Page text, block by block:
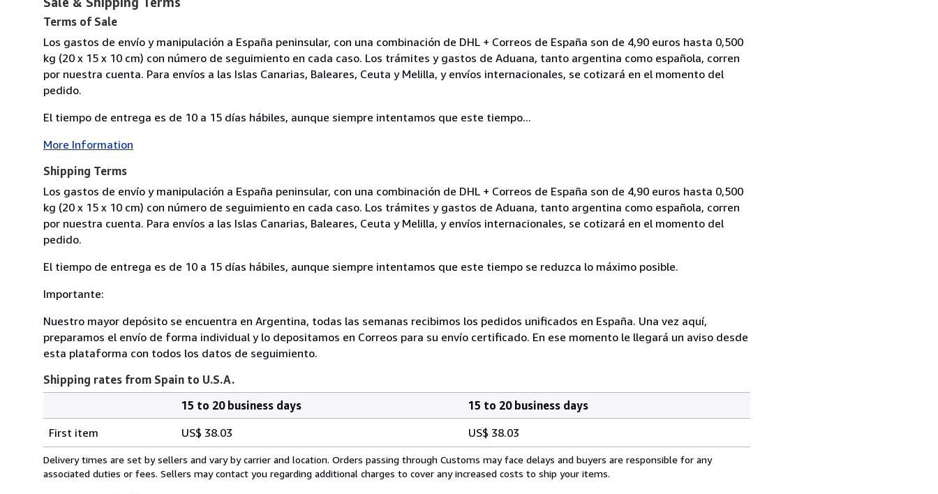
Terms of Sale
Los gastos de envío y manipulación a España peninsular, con una combinación de DHL + Correos de España son de 4,90 euros hasta 0,500
kg (20 x 15 x 10 cm) con número de seguimiento en cada caso. Los trámites y gastos de Aduana, tanto argentina como española, corren
por nuestra cuenta. Para envíos a las Islas Canarias, Baleares, Ceuta y Melilla, y envíos internacionales, se cotizará en el momento del
pedido.
El tiempo de entrega es de 10 a 15 días hábiles, aunque siempre intentamos que este tiempo...
More Information
Shipping Terms
Los gastos de envío y manipulación a España peninsular, con una combinación de DHL + Correos de España son de 4,90 euros hasta 0,500
kg (20 x 15 x 10 cm) con número de seguimiento en cada caso. Los trámites y gastos de Aduana, tanto argentina como española, corren
por nuestra cuenta. Para envíos a las Islas Canarias, Baleares, Ceuta y Melilla, y envíos internacionales, se cotizará en el momento del
pedido.
El tiempo de entrega es de 10 a 15 días hábiles, aunque siempre intentamos que este tiempo se reduzca lo máximo posible.
Importante:
Nuestro mayor depósito se encuentra en Argentina, todas las semanas recibimos los pedidos unificados en España. Una vez aquí,
preparamos el envío de forma individual y lo depositamos en Correos para su envío certificado. En ese momento le llegará un aviso desde
esta plataforma con todos los datos de seguimiento.
Shipping rates from Spain to U.S.A.
rates
from
Spain
15 to 20 business days
15 to 20 business days
First item
US$ 38.03 US$ 38.03
Delivery times are set by sellers and vary by carrier and location. Orders passing through Customs may face delays and buyers are responsible for any
associated duties or fees. Sellers may contact you regarding additional charges to cover any increased costs to ship your items.